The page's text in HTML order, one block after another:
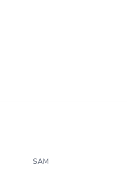
SAM